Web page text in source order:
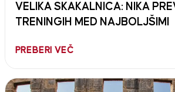
VELIKA SKAKALNICA: NIKA
TRENINGIH MED NAJBOLJŠIMI
PREBERI VEČ